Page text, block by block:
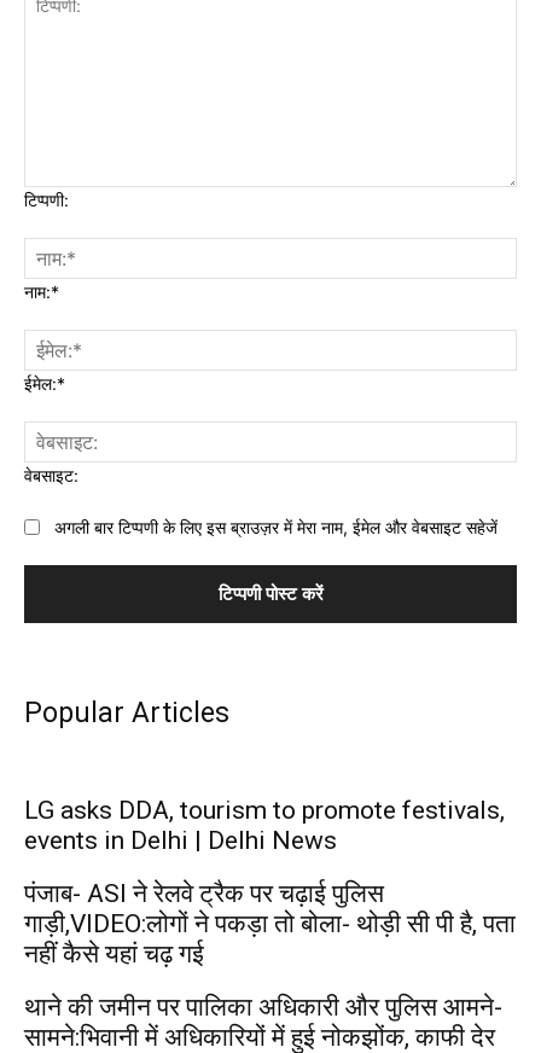
टिप्पणी:
नाम:*
ईमेल:*
वेबसाइट:
अगली बार टिप्पणी के लिए इस ब्राउज़र में मेरा नाम, ईमेल और वेबसाइट सहेजें
Popular Articles
LG asks DDA, tourism to promote festivals,
events in Delhi | Delhi News
पंजाब- ASI ने रेलवे ट्रैक पर चढ़ाई पुलिस
गाड़ी,VIDEO:लोगों ने पकड़ा तो बोला- थोड़ी सी पी है, पता
नहीं कैसे यहां चढ़ गई
थाने की जमीन पर पालिका अधिकारी और पुलिस आमने-
सामने:भिवानी में अधिकारियों में हुई नोकझोंक, काफी देर